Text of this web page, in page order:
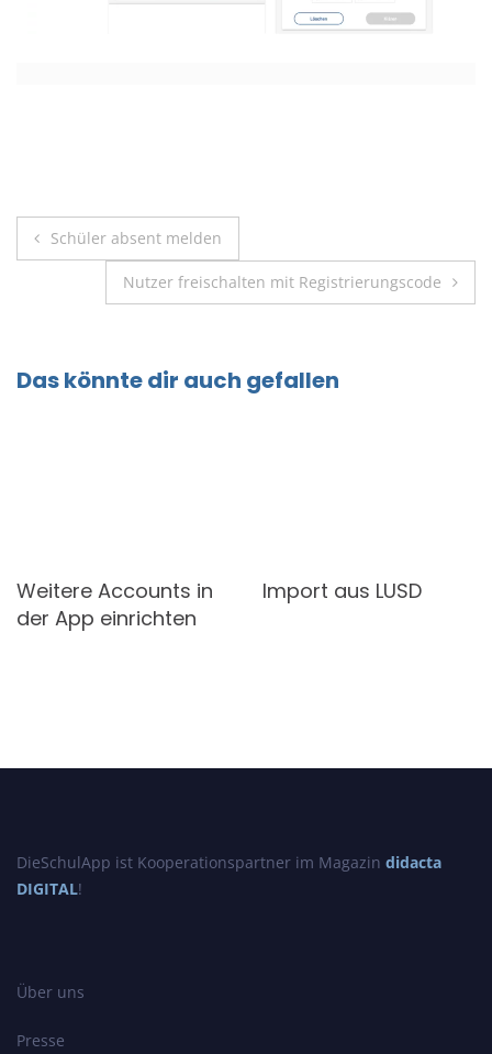
Beitragsnavigation
Schüler absent melden
Nutzer freischalten mit Registrierungscode
Das könnte dir auch gefallen
Weitere Accounts in
der App einrichten
Import aus LUSD
DieSchulApp ist Kooperationspartner im Magazin didacta
DIGITAL!
Über uns
Presse